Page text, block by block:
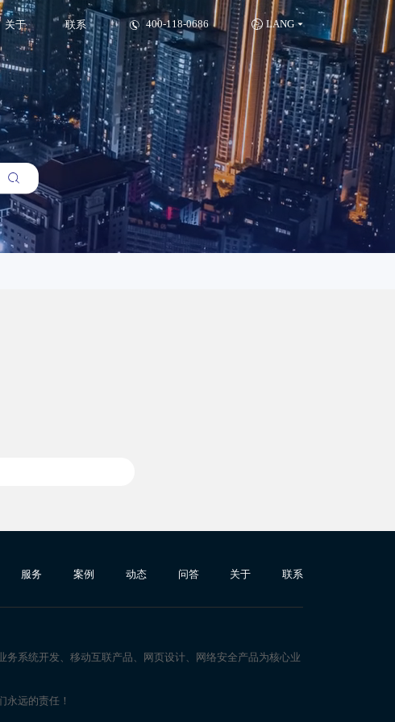
乐兮
关于 联系 400-118-0686 LANG
服务 案例 动态 问答 关于 联系
系统开发、移动互联产品、网页设计、网络安全产品为核心业
永远的责任！